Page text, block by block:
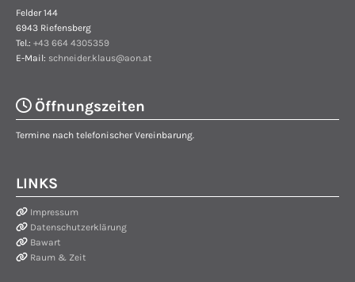
Felder 144
6943 Riefensberg
Tel.: +43 664 4305359
E-Mail: schneider.klaus@aon.at
Öffnungszeiten
Termine nach telefonischer Vereinbarung.
LINKS
 Impressum
 Datenschutzerklärung
 Bawart
 Raum & Zeit